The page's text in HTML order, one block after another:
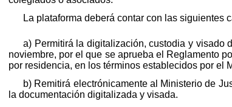
La plataforma deberá contar con las siguientes
a) Permitirá la digitalización, custodia y visado
noviembre, por el que se aprueba el Reglamento
por residencia, en los términos establecidos por el
b) Remitirá electrónicamente al Ministerio de
la documentación digitalizada y visada.